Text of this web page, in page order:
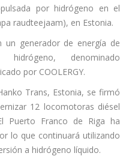
por hidrógeno en el
raudteejaam), en Estonia.
un generador de energía de
denominado
por COOLERGY.
Trans, Estonia, se firmó
12 locomotoras diésel
Puerto Franco de Riga ha
lo que continuará utilizando
a hidrógeno líquido.